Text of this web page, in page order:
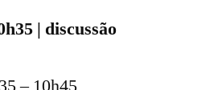
| discussão